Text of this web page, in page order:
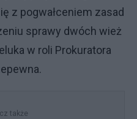
z pogwałceniem zasad
sprawy dwóch wież
w roli Prokuratora
także